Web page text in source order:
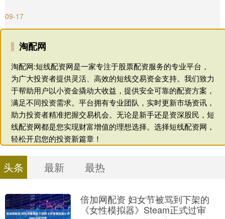
09-17
淘配网
淘配网:短线配资网是一家专注于股票配资服务的专业平台，
为广大投资者提供灵活、高效的短线交易资金支持。我们致力
于帮助用户以小资金撬动大收益，提供安全可靠的配资方案，
满足不同投资需求。平台拥有专业团队，实时更新市场资讯，
助力投资者精准把握交易机会。无论是新手还是资深股民，短
线配资网都是您实现财富增值的理想选择。选择短线配资网，
轻松开启您的投资新篇章！
头条 最新 最热
倍加网配资 妇女节被骂到下架的
《女性模拟器》Steam正式过审